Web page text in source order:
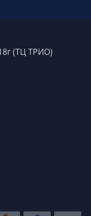
(ТЦ ТРИО)